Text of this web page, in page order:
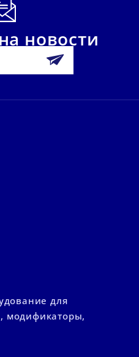
новости
для
модификаторы,